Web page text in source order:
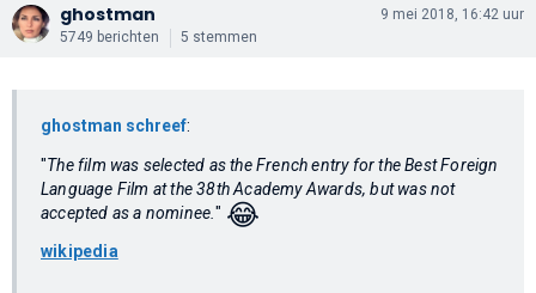
ghostman
5749 berichten 5 stemmen
9 mei 2018, 16:42 uur
ghostman schreef:
"The film was selected as the French entry for the Best Foreign
Language Film at the 38th Academy Awards, but was not
accepted as a nominee." 😂
wikipedia